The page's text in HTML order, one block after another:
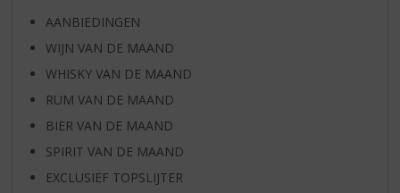
AANBIEDINGEN
WIJN VAN DE MAAND
WHISKY VAN DE MAAND
RUM VAN DE MAAND
BIER VAN DE MAAND
SPIRIT VAN DE MAAND
EXCLUSIEF TOPSLIJTER